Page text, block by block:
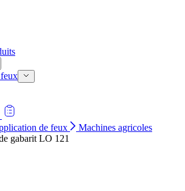
de feux
Machines agricoles
gabarit LO 121
non classés sont des cookies qui sont en